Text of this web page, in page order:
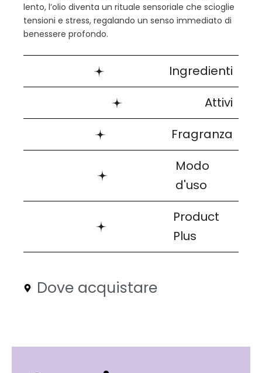
lento, l’olio diventa un rituale sensoriale che scioglie
tensioni e stress, regalando un senso immediato di
benessere profondo.
Ingredienti
Attivi
Fragranza
Modo
d'uso
Product
Plus
Dove acquistare